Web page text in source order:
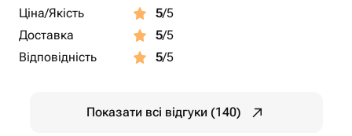
Ціна/Якість
5/5
Доставка
5/5
Відповідність
5/5
Показати всі відгуки (140)